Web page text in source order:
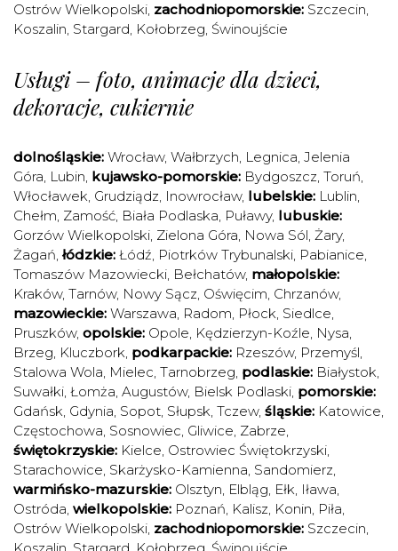
Ostrów Wielkopolski, zachodniopomorskie: Szczecin,
Koszalin, Stargard, Kołobrzeg, Świnoujście
Usługi – foto, animacje dla dzieci,
dekoracje, cukiernie
dolnośląskie: Wrocław, Wałbrzych, Legnica, Jelenia
Góra, Lubin, kujawsko-pomorskie: Bydgoszcz, Toruń,
Włocławek, Grudziądz, Inowrocław, lubelskie: Lublin,
Chełm, Zamość, Biała Podlaska, Puławy, lubuskie:
Gorzów Wielkopolski, Zielona Góra, Nowa Sól, Żary,
Żagań, łódzkie: Łódź, Piotrków Trybunalski, Pabianice,
Tomaszów Mazowiecki, Bełchatów, małopolskie:
Kraków, Tarnów, Nowy Sącz, Oświęcim, Chrzanów,
mazowieckie: Warszawa, Radom, Płock, Siedlce,
Pruszków, opolskie: Opole, Kędzierzyn-Koźle, Nysa,
Brzeg, Kluczbork, podkarpackie: Rzeszów, Przemyśl,
Stalowa Wola, Mielec, Tarnobrzeg, podlaskie: Białystok,
Suwałki, Łomża, Augustów, Bielsk Podlaski, pomorskie:
Gdańsk, Gdynia, Sopot, Słupsk, Tczew, śląskie: Katowice,
Częstochowa, Sosnowiec, Gliwice, Zabrze,
świętokrzyskie: Kielce, Ostrowiec Świętokrzyski,
Starachowice, Skarżysko-Kamienna, Sandomierz,
warmińsko-mazurskie: Olsztyn, Elbląg, Ełk, Iława,
Ostróda, wielkopolskie: Poznań, Kalisz, Konin, Piła,
Ostrów Wielkopolski, zachodniopomorskie: Szczecin,